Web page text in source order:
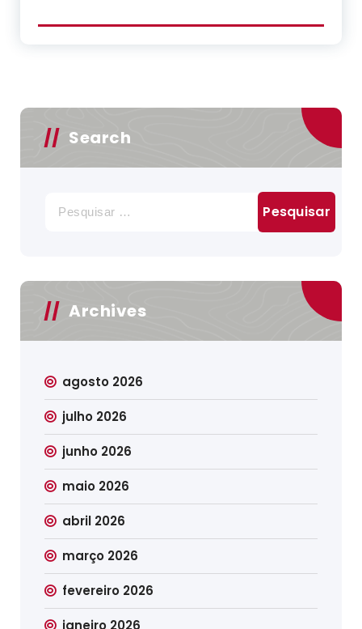
Search
por:
Archives
agosto 2026
julho 2026
junho 2026
maio 2026
abril 2026
março 2026
fevereiro 2026
janeiro 2026